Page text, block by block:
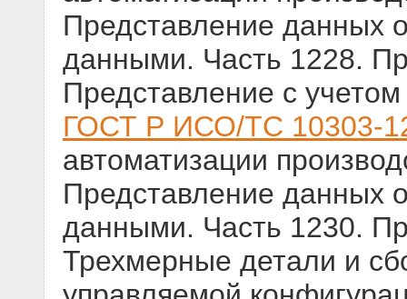
Представление данных
данными. Часть 1228.
Представление с
ГОСТ Р ИСО/ТС 10303-
автоматизации
Представление данных
данными. Часть 1230.
Трехмерные детали и